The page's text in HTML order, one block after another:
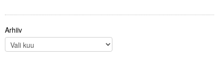
Arhiiv